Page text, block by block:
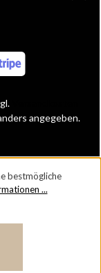
angegeben.
bestmögliche
...